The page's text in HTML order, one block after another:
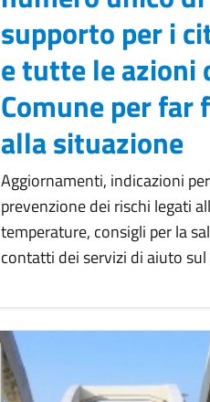
supporto per i
e tutte le azioni
Comune per far
alla situazione
Aggiornamenti, indicazioni
prevenzione dei rischi legati
temperature, consigli per la
contatti dei servizi di aiuto